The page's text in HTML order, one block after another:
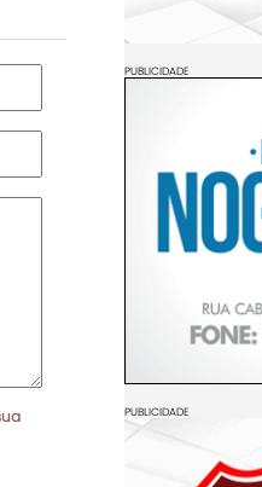
PUBLICIDADE
PUBLICIDADE